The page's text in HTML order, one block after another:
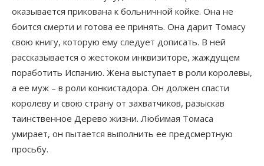
оказывается прикована к больничной койке. Она не
боится смерти и готова ее принять. Она дарит Томасу
свою книгу, которую ему следует дописать. В ней
рассказывается о жестоком инквизиторе, жаждущем
поработить Испанию. Жена выступает в роли королевы,
а ее муж – в роли конкистадора. Он должен спасти
королеву и свою страну от захватчиков, разыскав
таинственное Дерево жизни. Любимая Томаса
умирает, он пытается выполнить ее предсмертную
просьбу.